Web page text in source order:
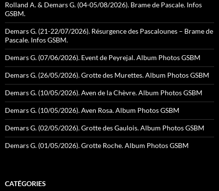
Rolland A. & Demars G. (04-05/08/2026). Brame de Pascale. Infos
GSBM.
Demars G. (21-22/07/2026). Résurgence des Pascalounes – Brame de
Pascale. Infos GSBM.
Demars G. (07/06/2026). Event de Peyrejal. Album Photos GSBM
Demars G. (26/05/2026). Grotte des Murettes. Album Photos GSBM
Demars G. (10/05/2026). Aven de la Chèvre. Album Photos GSBM
Demars G. (10/05/2026). Aven Rosa. Album Photos GSBM
Demars G. (02/05/2026). Grotte des Gaulois. Album Photos GSBM
Demars G. (01/05/2026). Grotte Roche. Album Photos GSBM
CATÉGORIES